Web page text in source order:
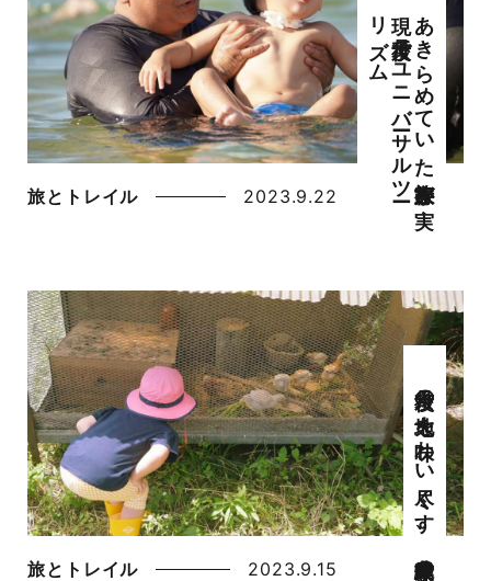
あ
き
ら
め
て
い
た
家族旅行が
実
現
京丹後で
ユ
ニ
バ
ーサ
ル
ツ
ー
リ
ズ
ム
旅とトレイル 2023.9.22
京丹後の大地を味わい尽くす、農業体験の旅
旅とトレイル 2023.9.15